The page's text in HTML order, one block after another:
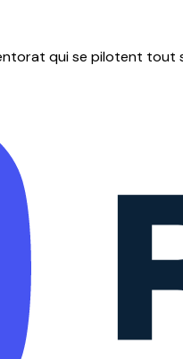
qui se pilotent tout